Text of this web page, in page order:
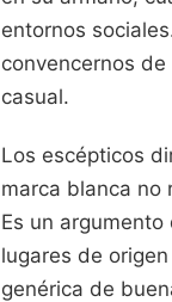
entornos
convencernos
casual.
Los escépticos
marca blanca no
Es un
lugares de
genérica de